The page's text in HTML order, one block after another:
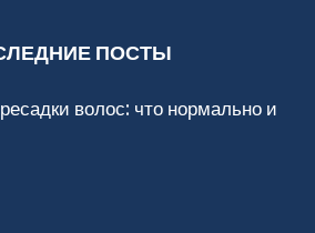
ПОСТЫ
волос: что нормально и